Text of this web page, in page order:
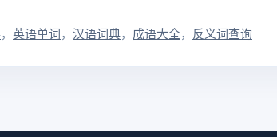
英语单词 汉语词典 成语大全 反义词查询